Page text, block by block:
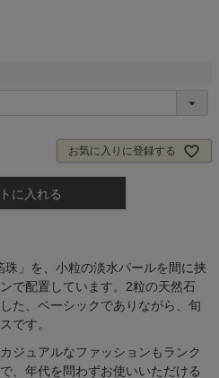
お気に入りに登録する
に入れる
」を、小粒の淡水パールを間に挟
で配置しています。2粒の天然石
た、ベーシックでありながら、旬
です。
ジュアルなファッションもランク
、年代を問わずお使いいただける